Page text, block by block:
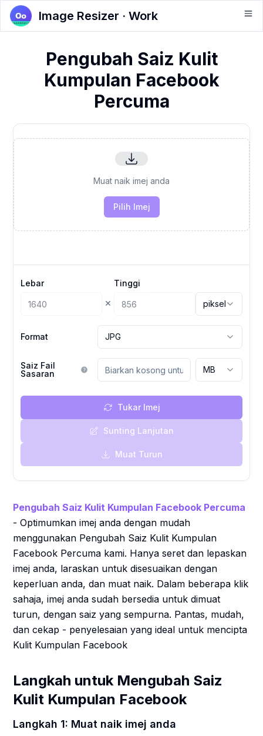
Image Resizer · Work
Pengubah Saiz Kulit
Kumpulan Facebook
Percuma
Muat naik imej anda
Pilih Imej
Lebar
×
Tinggi
piksel
Format JPG
Saiz Fail
Sasaran
MB
Tukar Imej
Sunting Lanjutan
Muat Turun
Pengubah Saiz Kulit Kumpulan Facebook Percuma
- Optimumkan imej anda dengan mudah
menggunakan Pengubah Saiz Kulit Kumpulan
Facebook Percuma kami. Hanya seret dan lepaskan
imej anda, laraskan untuk disesuaikan dengan
keperluan anda, dan muat naik. Dalam beberapa klik
sahaja, imej anda sudah bersedia untuk dimuat
turun, dengan saiz yang sempurna. Pantas, mudah,
dan cekap - penyelesaian yang ideal untuk mencipta
Kulit Kumpulan Facebook
Langkah untuk Mengubah Saiz
Kulit Kumpulan Facebook
Langkah 1: Muat naik imej anda